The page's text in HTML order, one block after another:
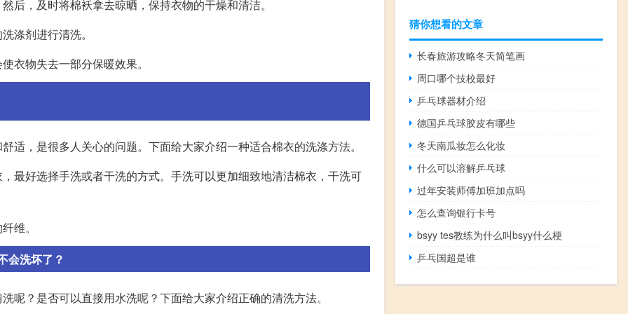
后，及时将棉袄拿去晾晒，保持衣物的干燥和清洁。
涤剂进行清洗。
衣物失去一部分保暖效果。
适，是很多人关心的问题。下面给大家介绍一种适合棉衣的洗涤方法。
最好选择手洗或者干洗的方式。手洗可以更加细致地清洁棉衣，干洗可
维。
会洗坏了？
呢？是否可以直接用水洗呢？下面给大家介绍正确的清洗方法。
猜你想看的文章
长春旅游攻略冬天简笔画
周口哪个技校最好
乒乓球器材介绍
德国乒乓球胶皮有哪些
冬天南瓜妆怎么化妆
什么可以溶解乒乓球
过年安装师傅加班加点吗
怎么查询银行卡号
bsyy tes教练为什么叫bsyy什么梗
乒乓国超是谁